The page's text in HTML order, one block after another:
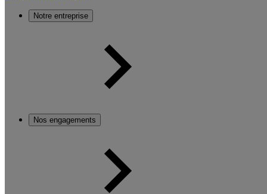
Notre entreprise
Nos engagements